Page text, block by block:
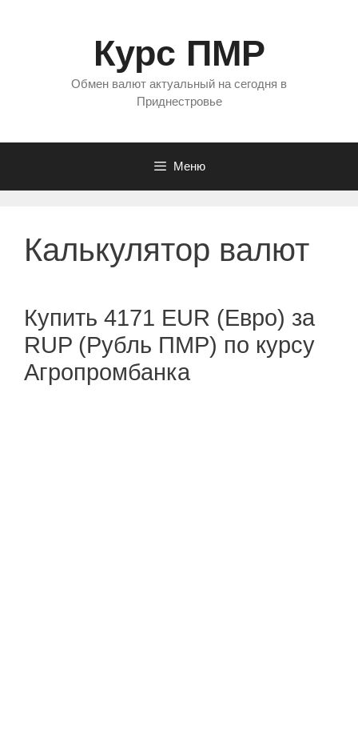
Курс ПМР
Обмен валют актуальный на сегодня в
Приднестровье
Меню
Калькулятор валют
Купить 4171 EUR (Евро) за
RUP (Рубль ПМР) по курсу
Агропромбанка